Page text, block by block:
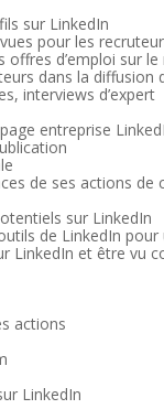
sur LinkedIn
pour les
d’emploi sur le
dans la diffusion
interviews d’expert
entreprise
de ses actions de
sur LinkedIn
de LinkedIn
LinkedIn et être vu
actions
LinkedIn